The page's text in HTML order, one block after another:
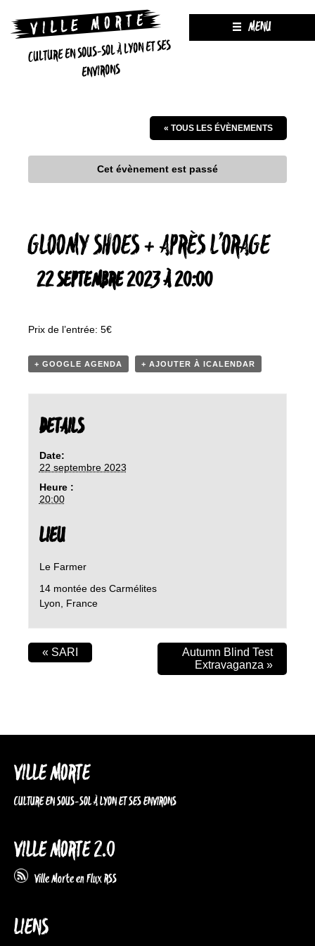
CULTURE EN SOUS-SOL À LYON ET SES
ENVIRONS
MENU
« TOUS LES ÉVÈNEMENTS
Cet évènement est passé
GLOOMY SHOES + APRÈS L’ORAGE
22 SEPTEMBRE 2023 À 20:00
Prix de l’entrée: 5€
+ GOOGLE AGENDA + AJOUTER À ICALENDAR
DETAILS
Date:
22 septembre 2023
Heure :
20:00
LIEU
Le Farmer
14 montée des Carmélites
Lyon
France
« SARI
Autumn Blind Test
Extravaganza »
VILLE MORTE
CULTURE EN SOUS-SOL À LYON ET SES ENVIRONS
VILLE MORTE 2.0
Ville Morte en Flux RSS
LIENS